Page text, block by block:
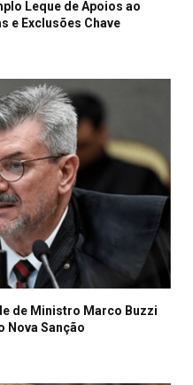
Leque de Apoios ao
e Exclusões Chave
de Ministro Marco Buzzi
Nova Sanção